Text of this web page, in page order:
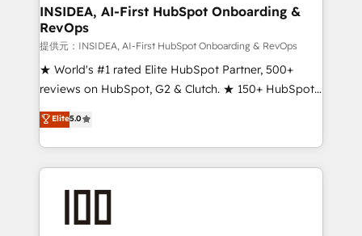
INSIDEA, AI-First HubSpot Onboarding &
RevOps
提供元：INSIDEA, AI-First HubSpot Onboarding & RevOps
★ World's #1 rated Elite HubSpot Partner, 500+
reviews on HubSpot, G2 & Clutch. ★ 150+ HubSpot
Certified Experts & Trainers across the team ★
1,500+ implementations across five continents ★ AI-
First, RevOps-led, Onboarding obsessed ★
Company of the Year 2024/25 INSIDEA helps
and build AI-powered workflows that drive adoption
Elite5.0